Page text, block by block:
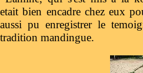
etait bien encadre chez eux
aussi pu enregistrer le
tradition mandingue.